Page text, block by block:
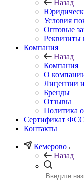
Назад
Условия
Оптовые
Реквизиты
Компания
Назад
Компания
О
Лицензии
Бренды
Отзывы
Политика
Сертификат ФСС
Контакты
Кемерово
Назад